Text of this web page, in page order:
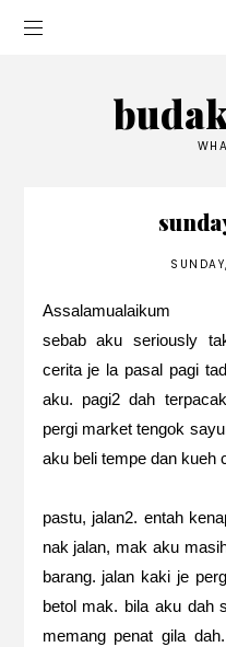
Assalamualaikum
sebab aku seriously
cerita je la pasal pagi
aku. pagi2 dah
pergi market tengok
aku beli tempe dan kueh
pastu, jalan2. entah
nak jalan, mak aku
barang. jalan kaki je
betol mak. bila aku dah
memang penat gila